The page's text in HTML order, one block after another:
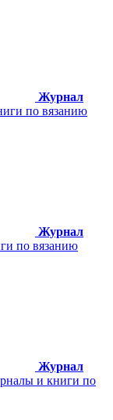
Журнал
по вязанию
Журнал
по вязанию
Журнал
и книги по